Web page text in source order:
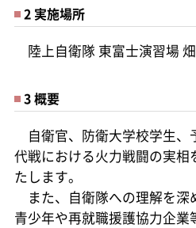
2 実施場所
陸上自衛隊 東富士演習場
3 概要
自衛官、防衛大学校学生、
代戦における火力戦闘の実相
たします。
また、自衛隊への理解を深
青少年や再就職援護協力企業